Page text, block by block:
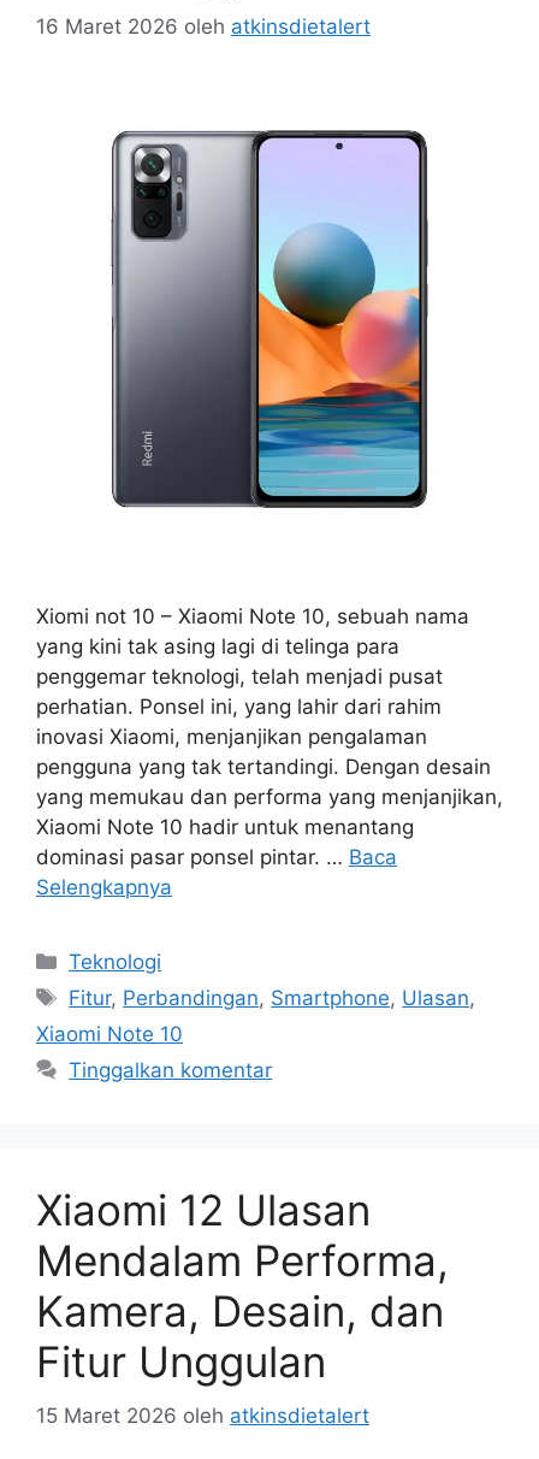
16 Maret 2026 oleh atkinsdietalert
Xiomi not 10 – Xiaomi Note 10, sebuah nama
yang kini tak asing lagi di telinga para
penggemar teknologi, telah menjadi pusat
perhatian. Ponsel ini, yang lahir dari rahim
inovasi Xiaomi, menjanjikan pengalaman
pengguna yang tak tertandingi. Dengan desain
yang memukau dan performa yang menjanjikan,
Xiaomi Note 10 hadir untuk menantang
dominasi pasar ponsel pintar. … Baca
Selengkapnya
Kategori
Teknologi
Tag
Fitur, Perbandingan, Smartphone, Ulasan,
Xiaomi Note 10
Tinggalkan komentar
Xiaomi 12 Ulasan
Mendalam Performa,
Kamera, Desain, dan
Fitur Unggulan
15 Maret 2026 oleh atkinsdietalert